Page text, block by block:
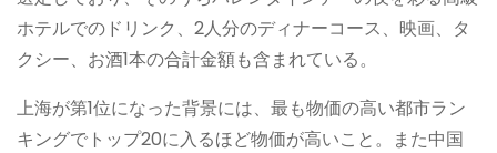
ホテルでのドリンク、2人分のディナーコース、映画、タ
クシー、お酒1本の合計金額も含まれている。
上海が第1位になった背景には、最も物価の高い都市ラン
キングでトップ20に入るほど物価が高いこと。また中国